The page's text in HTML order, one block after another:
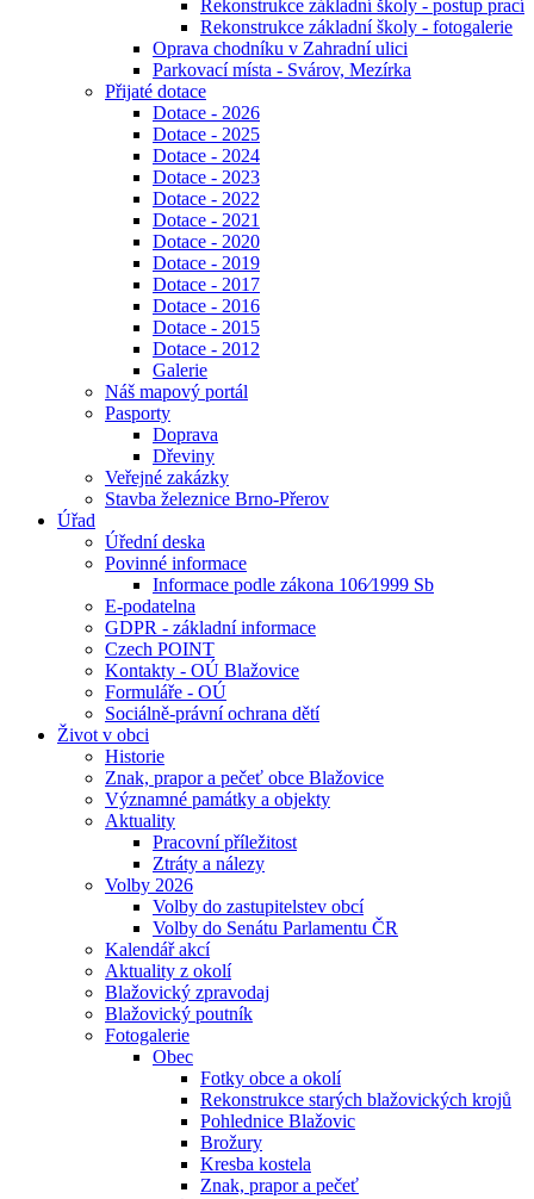
Rekonstrukce základní školy - postup prací
Rekonstrukce základní školy - fotogalerie
Oprava chodníku v Zahradní ulici
Parkovací místa - Svárov, Mezírka
Přijaté dotace
Dotace - 2026
Dotace - 2025
Dotace - 2024
Dotace - 2023
Dotace - 2022
Dotace - 2021
Dotace - 2020
Dotace - 2019
Dotace - 2017
Dotace - 2016
Dotace - 2015
Dotace - 2012
Galerie
Náš mapový portál
Pasporty
Doprava
Dřeviny
Veřejné zakázky
Stavba železnice Brno-Přerov
Úřad
Úřední deska
Povinné informace
Informace podle zákona 106⁄1999 Sb
E-podatelna
GDPR - základní informace
Czech POINT
Kontakty - OÚ Blažovice
Formuláře - OÚ
Sociálně-právní ochrana dětí
Život v obci
Historie
Znak, prapor a pečeť obce Blažovice
Významné památky a objekty
Aktuality
Pracovní příležitost
Ztráty a nálezy
Volby 2026
Volby do zastupitelstev obcí
Volby do Senátu Parlamentu ČR
Kalendář akcí
Aktuality z okolí
Blažovický zpravodaj
Blažovický poutník
Fotogalerie
Obec
Fotky obce a okolí
Rekonstrukce starých blažovických krojů
Pohlednice Blažovic
Brožury
Kresba kostela
Znak, prapor a pečeť